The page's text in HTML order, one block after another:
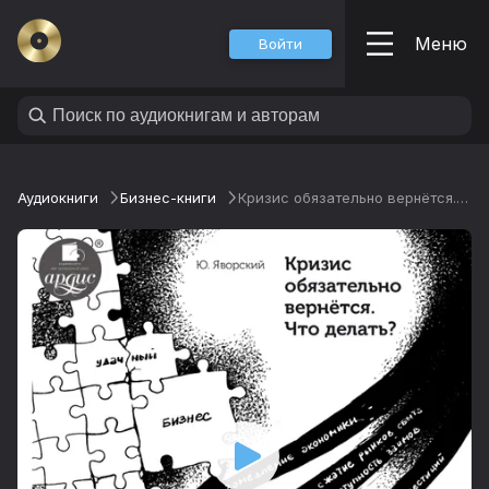
Войти Меню
Аудиокниги Бизнес-книги Кризис обязательно вернётся. Что делать?